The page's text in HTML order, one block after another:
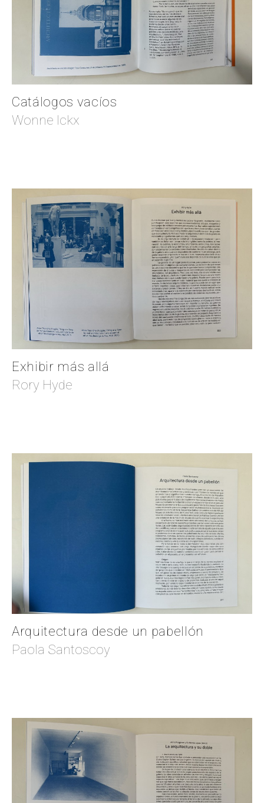
Catálogos vacíos
Wonne Ickx
Exhibir más allá
Rory Hyde
Arquitectura desde un pabellón
Paola Santoscoy